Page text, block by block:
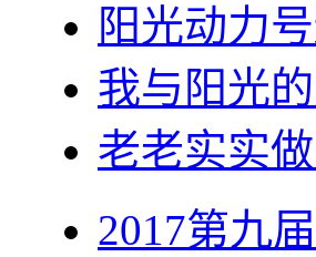
阳光动力
我与阳光
老老实实
2017第九